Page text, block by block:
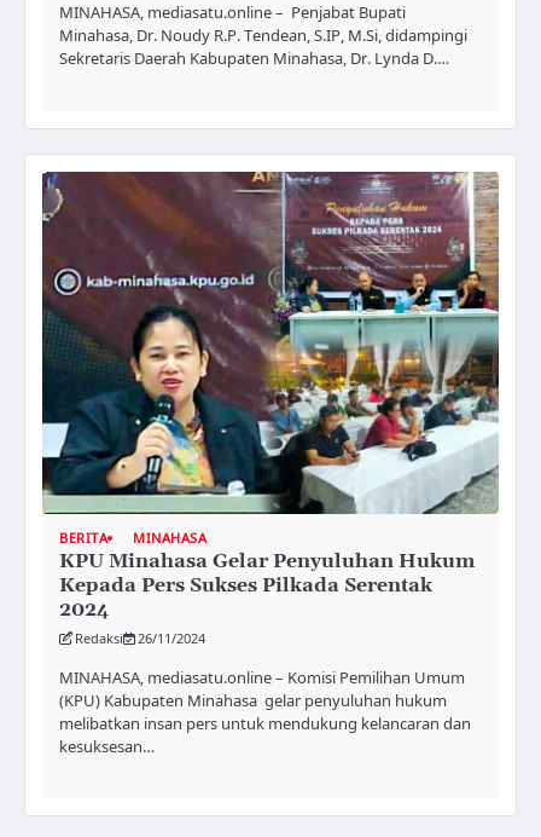
MINAHASA, mediasatu.online – Penjabat Bupati
Minahasa, Dr. Noudy R.P. Tendean, S.IP, M.Si, didampingi
Sekretaris Daerah Kabupaten Minahasa, Dr. Lynda D.…
BERITA MINAHASA
KPU Minahasa Gelar Penyuluhan Hukum
Kepada Pers Sukses Pilkada Serentak
2024
Redaksi 26/11/2024
MINAHASA, mediasatu.online – Komisi Pemilihan Umum
(KPU) Kabupaten Minahasa gelar penyuluhan hukum
melibatkan insan pers untuk mendukung kelancaran dan
kesuksesan…